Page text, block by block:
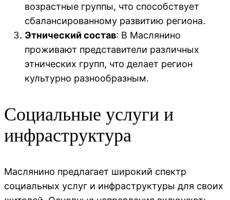
возрастные группы, что способствует
сбалансированному развитию региона.
Этнический состав: В Маслянино
проживают представители различных
этнических групп, что делает регион
культурно разнообразным.
Социальные услуги и
инфраструктура
Маслянино предлагает широкий спектр
социальных услуг и инфраструктуры для своих